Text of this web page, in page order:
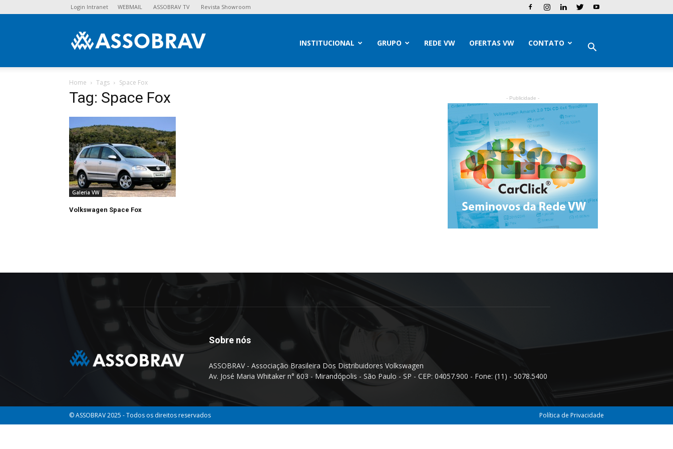
Login Intranet WEBMAIL ASSOBRAV TV Revista Showroom
INSTITUCIONAL GRUPO REDE VW OFERTAS VW CONTATO
Home Tags Space Fox
Tag: Space Fox
Galeria VW
Volkswagen Space Fox
- Publicidade -
Sobre nós
ASSOBRAV - Associação Brasileira Dos Distribuidores Volkswagen
Av. José Maria Whitaker n° 603 - Mirandópolis - São Paulo - SP - CEP: 04057.900 - Fone: (11) - 5078.5400
Política de Privacidade
© ASSOBRAV 2025 - Todos os direitos reservados